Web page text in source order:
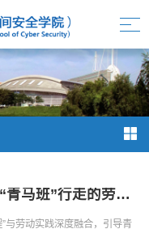
爱校笃行，劳育修身｜信息学院“青马班”行走的劳动实践课堂——走进广州绿垠农业公园
与劳动实践深度融合，引导青